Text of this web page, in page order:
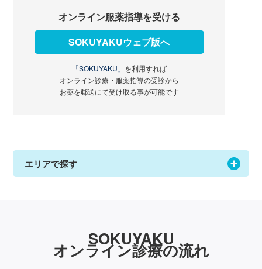
オンライン服薬指導を受ける
SOKUYAKUウェブ版へ
「SOKUYAKU」 を利用すれば
オンライン診療・服薬指導の受診から
お薬を郵送にて受け取る事が可能です
エリアで探す
SOKUYAKU
オンライン診療の流れ